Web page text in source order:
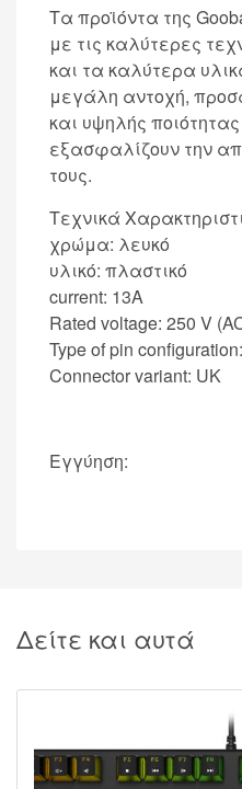
Τα προϊόντα της
με τις καλύτερες
και τα καλύτερα
μεγάλη αντοχή,
και υψηλής
εξασφαλίζουν την
τους.
Τεχνικά
χρώμα: λευκό
υλικό: πλαστικό
current: 13A
Rated voltage: 250 V
Type of pin
Connector variant: UK
Εγγύηση:
Δείτε και αυτά